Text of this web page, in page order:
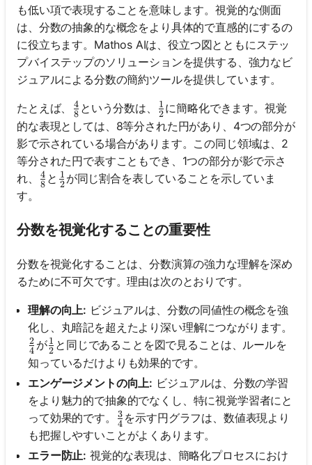
も低い項で表現することを意味します。視覚的な側面
は、分数の抽象的な概念をより具体的で直感的にするの
に役立ちます。Mathos AIは、役立つ図とともにステッ
プバイステップのソリューションを提供する、強力なビ
ジュアルによる分数の簡約ツールを提供しています。
たとえば、 \frac{4}{8}
8
4 という分数は、 \frac{1}{2}
2
1 に簡略化できます。視覚
的な表現としては、8等分された円があり、4つの部分が
影で示されている場合があります。この同じ領域は、2
等分された円で表すこともでき、1つの部分が影で示さ
れ、
\frac{4}{8}
8
4 と \frac{1}{2}
2
1 が同じ割合を表していることを示していま
す。
分数を視覚化することの重要性
分数を視覚化することは、分数演算の強力な理解を深め
るために不可欠です。理由は次のとおりです。
理解の向上: ビジュアルは、分数の同値性の概念を強
化し、丸暗記を超えたより深い理解につながります。
\frac{2}{4}
4
2 が\frac{1}{2}
2
1 と同じであることを図で見ることは、ルールを
知っているだけよりも効果的です。
エンゲージメントの向上: ビジュアルは、分数の学習
をより魅力的で抽象的でなくし、特に視覚学習者にと
って効果的です。
\frac{3}{4}
4
3 を示す円グラフは、数値表現より
も把握しやすいことがよくあります。
エラー防止: 視覚的な表現は、簡略化プロセスにおけ